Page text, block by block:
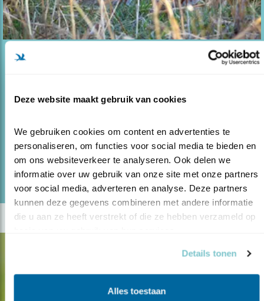
Deze website maakt gebruik van cookies
We gebruiken cookies om content en advertenties te
personaliseren, om functies voor social media te bieden en
om ons websiteverkeer te analyseren. Ook delen we
informatie over uw gebruik van onze site met onze partners
voor social media, adverteren en analyse. Deze partners
kunnen deze gegevens combineren met andere informatie
die u aan ze heeft verstrekt of die ze hebben verzameld op
Details tonen
Alles toestaan
Blog
NAVOLGIN..
PARTRIDGE.
lees meer